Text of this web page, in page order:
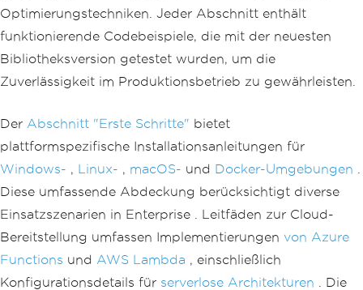
Optimierungstechniken. Jeder Abschnitt enthält
funktionierende Codebeispiele, die mit der neuesten
Bibliotheksversion getestet wurden, um die
Zuverlässigkeit im Produktionsbetrieb zu gewährleisten.
Der Abschnitt "Erste Schritte" bietet
plattformspezifische Installationsanleitungen für
Windows- , Linux- , macOS- und Docker-Umgebungen
Diese umfassende Abdeckung berücksichtigt diverse
Einsatzszenarien in Enterprise . Leitfäden zur Cloud-
Bereitstellung umfassen Implementierungen von Azure
Functions und AWS Lambda , einschließlich
Konfigurationsdetails für serverlose Architekturen . Die